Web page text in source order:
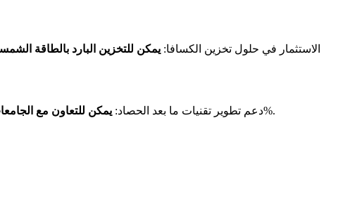
- الاستثمار في حلول تخزين الكسافا: يمكن للتخزين البارد بالطاقة
- دعم تطوير تقنيات ما بعد الحصاد: يمكن للتعاون مع أن يؤدي إلى حلول تخزين مبتكرة. في نيجيريا، أدى اعتماد تقنيات التخمير إلى تقليل معدلات التلف بنسبة 60%.